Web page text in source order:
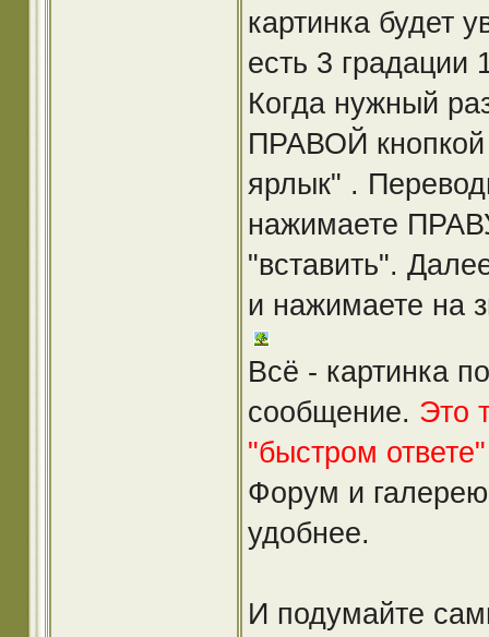
картинка будет
есть 3 градации
Когда нужный
ПРАВОЙ
ярлык" .
нажимаете
"вставить".
и нажимаете на
Всё - картинка
сообщение. Это
"быстром ответе"
Форум и
удобнее.
И подумайте